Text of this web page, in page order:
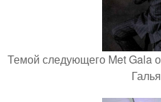
Темой следующего Met Gala